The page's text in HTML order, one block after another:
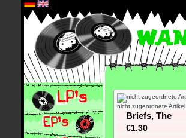
nicht zugeordnete Artikel
Briefs, The
€1.30